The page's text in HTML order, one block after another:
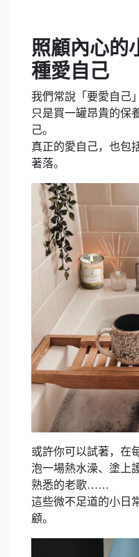
照顧內心的
種愛自己
我們常說「要愛自己
只是買一罐昂貴的保
己。
真正的愛自己，也包
著落。
或許你可以試著，在
泡一場熱水澡、塗上
熟悉的老歌……
這些微不足道的小日
顧。